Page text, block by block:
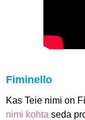
Fiminello
Kas Teie nimi on
nimi kohta seda